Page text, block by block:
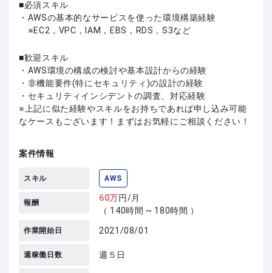
必須スキル
・AWSの基本的なサービスを使った環境構築経験
※EC2，VPC，IAM，EBS，RDS，S3など
歓迎スキル
・AWS環境の構成の検討や基本設計からの経験
・非機能要件(特にセキュリティ)の設計の経験
・セキュリティインシデントの調査、対応経験
上記に似た経験やスキルをお持ちであれば申し込み可能
なケースもございます！まずはお気軽にご相談ください！
案件情報
スキル AWS
報酬 60万円/月
（ 140時間 ~ 180時間 ）
作業開始日 2021/08/01
週稼働日数 週５日